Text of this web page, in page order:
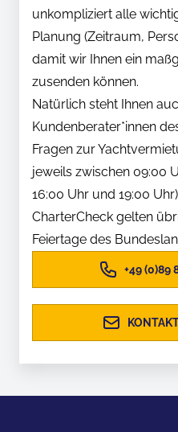
unkompliziert alle
Planung (Zeitraum,
damit wir Ihnen ein
zusenden können.
Natürlich steht Ihnen
Kundenberater*innen
Fragen zur
jeweils zwischen 09:00
16:00 Uhr und 19:00
CharterCheck gelten
Feiertage des
+49 (0)89